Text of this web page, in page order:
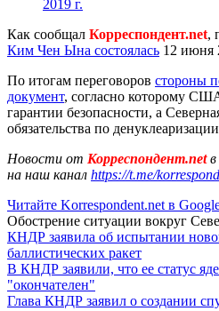
2019 г.
Как сообщал Корреспондент.net,
Ким Чен Ына состоялась 12 июня
По итогам переговоров стороны
документ, согласно которому
гарантии безопасности, а
обязательства по
Новости от Корреспондент.net
на наш канал https://t.me/
Читайте Korrespondent.net в
Обострение ситуации вокруг
КНДР заявила об испытании
баллистических ракет
В КНДР заявили, что ее статус
"окончателен"
Глава КНДР заявил о создании